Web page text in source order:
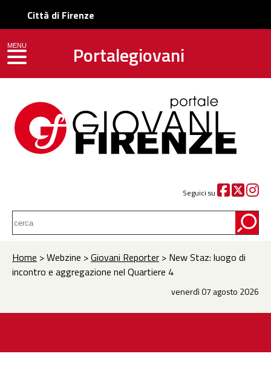
Città di Firenze
Portalegiovani
Seguici su
MENU
toggle navigation
Home > Webzine >Giovani Reporter > New Staz: luogo di
incontro e aggregazione nel Quartiere 4
venerdì 07 agosto 2026